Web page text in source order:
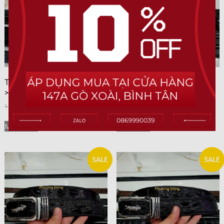
Thắt Lưng Cá Sấu Liền Dài
>=1m4-9291
1,700,000
Mua Ngay
Thắt Lưng Cá Sấu Liền Dài
>=1m4-9285
Mua Ngay
SALE SALE